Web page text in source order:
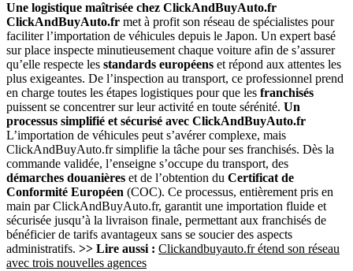
Une logistique maîtrisée chez ClickAndBuyAuto.fr
ClickAndBuyAuto.fr met à profit son réseau de spécialistes pour
faciliter l’importation de véhicules depuis le Japon. Un expert basé
sur place inspecte minutieusement chaque voiture afin de s’assurer
qu’elle respecte les standards européens et répond aux attentes les
plus exigeantes. De l’inspection au transport, ce professionnel prend
en charge toutes les étapes logistiques pour que les franchisés
puissent se concentrer sur leur activité en toute sérénité. Un
processus simplifié et sécurisé avec ClickAndBuyAuto.fr
L’importation de véhicules peut s’avérer complexe, mais
ClickAndBuyAuto.fr simplifie la tâche pour ses franchisés. Dès la
commande validée, l’enseigne s’occupe du transport, des
démarches douanières et de l’obtention du Certificat de
Conformité Européen (COC). Ce processus, entièrement pris en
main par ClickAndBuyAuto.fr, garantit une importation fluide et
sécurisée jusqu’à la livraison finale, permettant aux franchisés de
bénéficier de tarifs avantageux sans se soucier des aspects
administratifs. >> Lire aussi : Clickandbuyauto.fr étend son réseau
avec trois nouvelles agences